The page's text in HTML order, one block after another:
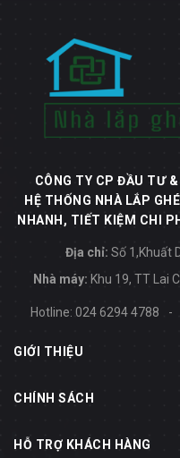
CÔNG TY CP ĐẦU TƯ
HỆ THỐNG NHÀ LẮP
NHANH, TIẾT KIỆM CHI
Địa chỉ: Số 1,Khuất
Nhà máy: Khu 19, TT Lai
Hotline: 024 6294 4788 -
GIỚI THIỆU
CHÍNH SÁCH
HỖ TRỢ KHÁCH HÀNG